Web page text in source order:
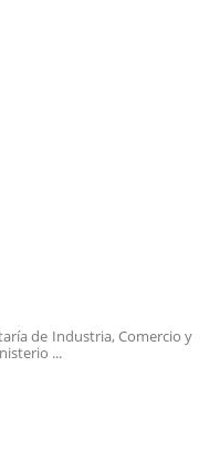
de Industria, Comercio y
...